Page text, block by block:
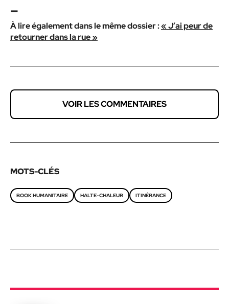
–
À lire également dans le même dossier :« J’ai peur de
retourner dans la rue »
VOIR LES COMMENTAIRES
MOTS-CLÉS
BOOK HUMANITAIRE HALTE-CHALEUR ITINÉRANCE